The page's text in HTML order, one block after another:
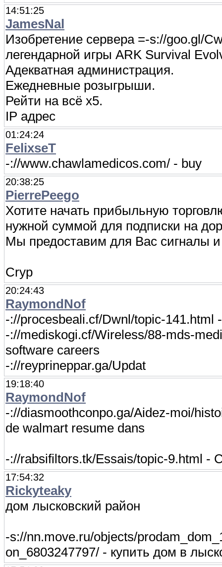
14:51:25
JamesNal
Изобретение сервера =-s://goo.gl/
легендарной игры ARK Survival
Адекватная администрация.
Ежедневные розыгрыши.
Рейти на всё х5.
IP адрес
01:24:24
FelixseT
-://www.chawlamedicos.com/ - buy
20:38:25
PierrePeego
Хотите начать прибыльную
нужной суммой для подписки на
Мы предоставим для Вас сигналы
Cryp
20:24:43
RaymondNof
-://procesbeali.cf/Dwnl/topic-141.html
-://mediskogi.cf/Wireless/88-mds-
software careers
-://reyprineppar.ga/Updat
19:18:40
RaymondNof
-://diasmoothconpo.ga/Aidez-moi/
de walmart resume dans
-://rabsifiltors.tk/Essais/topic-9.html -
17:54:32
Rickyteaky
дом лысковский район
-s://nn.move.ru/objects/
on_6803247797/ - купить дом в